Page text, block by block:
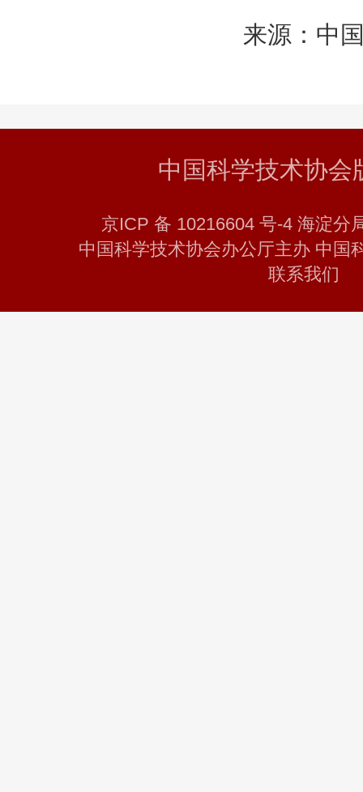
来源：中
中国科学技术协会
京ICP 备 10216604 号-4 海淀分
中国科学技术协会办公厅主办 中国
联系我们